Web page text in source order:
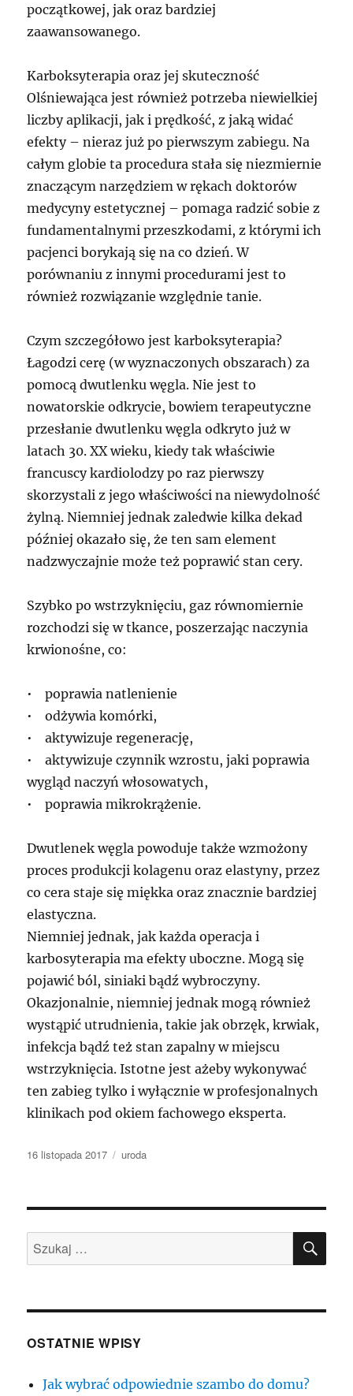
początkowej, jak oraz bardziej
zaawansowanego.
Karboksyterapia oraz jej skuteczność
Olśniewająca jest również potrzeba niewielkiej
liczby aplikacji, jak i prędkość, z jaką widać
efekty – nieraz już po pierwszym zabiegu. Na
całym globie ta procedura stała się niezmiernie
znaczącym narzędziem w rękach doktorów
medycyny estetycznej – pomaga radzić sobie z
fundamentalnymi przeszkodami, z którymi ich
pacjenci borykają się na co dzień. W
porównaniu z innymi procedurami jest to
również rozwiązanie względnie tanie.
Czym szczegółowo jest karboksyterapia?
Łagodzi cerę (w wyznaczonych obszarach) za
pomocą dwutlenku węgla. Nie jest to
nowatorskie odkrycie, bowiem terapeutyczne
przesłanie dwutlenku węgla odkryto już w
latach 30. XX wieku, kiedy tak właściwie
francuscy kardiolodzy po raz pierwszy
skorzystali z jego właściwości na niewydolność
żylną. Niemniej jednak zaledwie kilka dekad
później okazało się, że ten sam element
nadzwyczajnie może też poprawić stan cery.
Szybko po wstrzyknięciu, gaz równomiernie
rozchodzi się w tkance, poszerzając naczynia
krwionośne, co:
• poprawia natlenienie
• odżywia komórki,
• aktywizuje regenerację,
• aktywizuje czynnik wzrostu, jaki poprawia
wygląd naczyń włosowatych,
• poprawia mikrokrążenie.
Dwutlenek węgla powoduje także wzmożony
proces produkcji kolagenu oraz elastyny, przez
co cera staje się miękka oraz znacznie bardziej
elastyczna.
Niemniej jednak, jak każda operacja i
karbosyterapia ma efekty uboczne. Mogą się
pojawić ból, siniaki bądź wybroczyny.
Okazjonalnie, niemniej jednak mogą również
wystąpić utrudnienia, takie jak obrzęk, krwiak,
infekcja bądź też stan zapalny w miejscu
wstrzyknięcia. Istotne jest ażeby wykonywać
ten zabieg tylko i wyłącznie w profesjonalnych
klinikach pod okiem fachowego eksperta.
Data
16 listopada 2017 Kategorie
uroda
Szukaj:
OSTATNIE WPISY
Jak wybrać odpowiednie szambo do domu?